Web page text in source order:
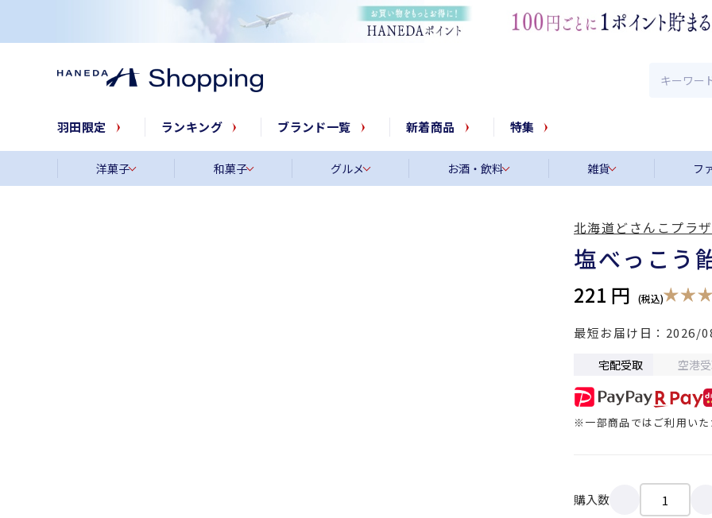
羽田限定 ランキング ブランド一覧 新着商品 特集
洋菓子 和菓子 グルメ お酒・飲料 雑貨 フ
塩べっこ
221 円
最短お届け日 2026/
宅配受取 空港
※一部商品ではご利用い
購入数
北海道どさんこプラ